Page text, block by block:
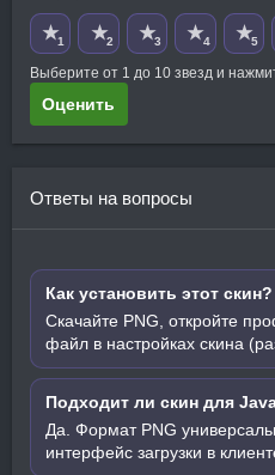
★1 ★2 ★3 ★4 ★5
Выберите от 1 до 10 звезд и
Оценить
Ответы на вопросы
Как установить этот скин?
Скачайте PNG, откройте
файл в настройках скина
Подходит ли скин для
Да. Формат PNG
интерфейс загрузки в